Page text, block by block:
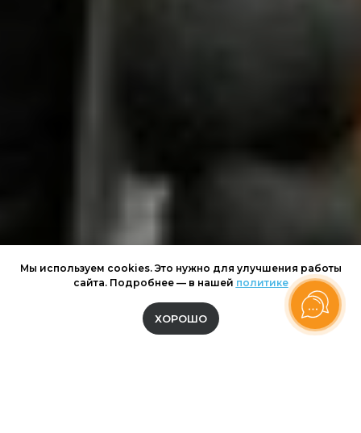
Мы используем cookies. Это нужно для улучшения работы
сайта. Подробнее — в нашей политике
ХОРОШО